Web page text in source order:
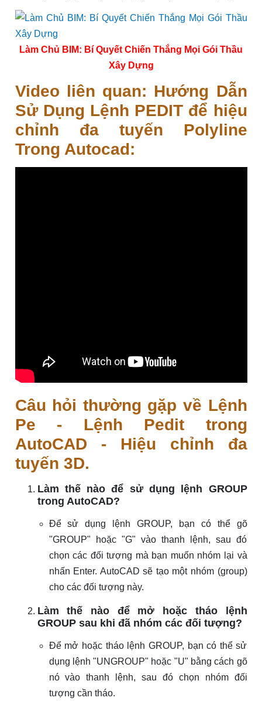
Làm Chủ BIM: Bí Quyết Chiến Thắng Mọi Gói Thầu
Xây Dựng
Video liên quan: Hướng Dẫn
Sử Dụng Lệnh PEDIT để hiệu
chỉnh đa tuyến Polyline
Trong Autocad:
Câu hỏi thường gặp về Lệnh
Pe - Lệnh Pedit trong
AutoCAD - Hiệu chỉnh đa
tuyến 3D.
Làm thế nào để sử dụng lệnh GROUP
trong AutoCAD?
Để sử dụng lệnh GROUP, bạn có thể gõ
"GROUP" hoặc "G" vào thanh lệnh, sau đó
chọn các đối tượng mà bạn muốn nhóm lại và
nhấn Enter. AutoCAD sẽ tạo một nhóm (group)
cho các đối tượng này.
Làm thế nào để mở hoặc tháo lệnh
GROUP sau khi đã nhóm các đối tượng?
Để mở hoặc tháo lệnh GROUP, bạn có thể sử
dụng lệnh "UNGROUP" hoặc "U" bằng cách gõ
nó vào thanh lệnh, sau đó chọn nhóm đối
tượng cần tháo.